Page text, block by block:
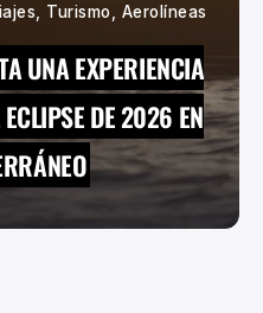
Turismo, Aerolíneas
UNA EXPERIENCIA
DE 2026 EN